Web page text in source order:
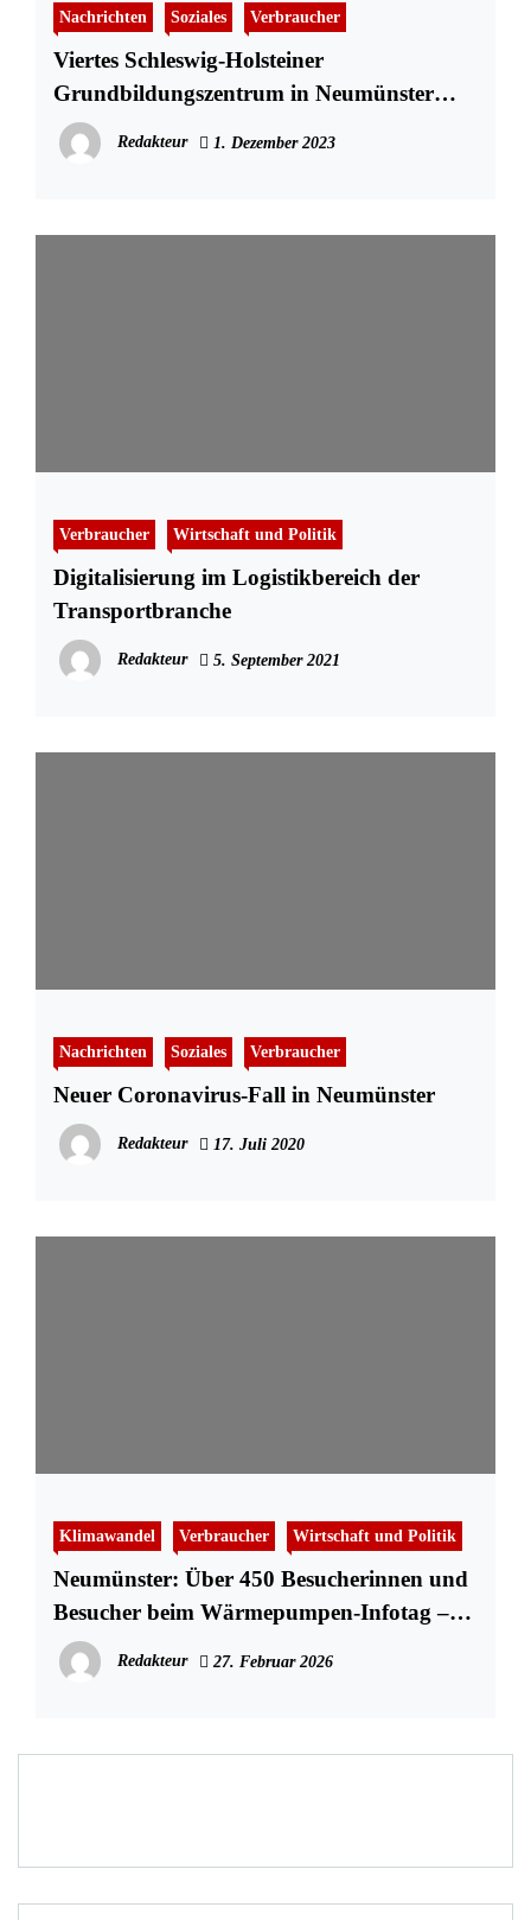
Nachrichten Soziales Verbraucher
Viertes Schleswig-Holsteiner
Grundbildungszentrum in Neumünster
eröffnet
Redakteur 1. Dezember 2023
Verbraucher Wirtschaft und Politik
Digitalisierung im Logistikbereich der
Transportbranche
Redakteur 5. September 2021
Nachrichten Soziales Verbraucher
Neuer Coronavirus-Fall in Neumünster
Redakteur 17. Juli 2020
Klimawandel Verbraucher Wirtschaft und Politik
Neumünster: Über 450 Besucherinnen und
Besucher beim Wärmepumpen-Infotag –
Reges Interesse an Heizungstausch
Redakteur 27. Februar 2026